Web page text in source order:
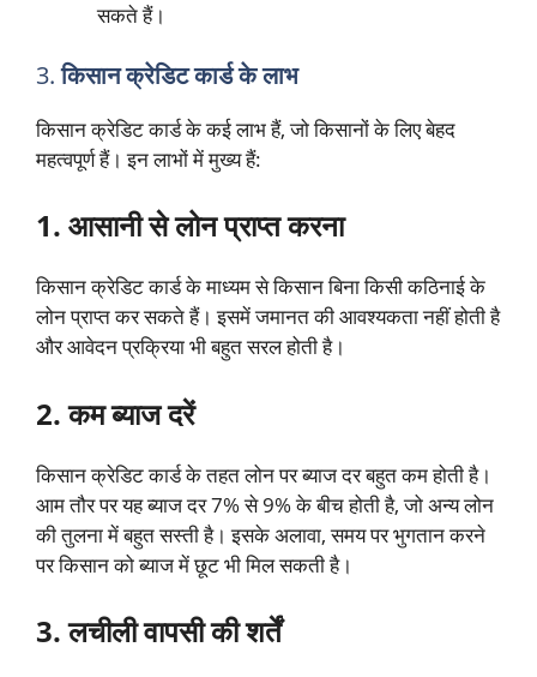
सकते हैं।
3.किसान क्रेडिट कार्ड के लाभ
किसान क्रेडिट कार्ड के कई लाभ हैं, जो किसानों के लिए बेहद
महत्वपूर्ण हैं। इन लाभों में मुख्य हैं:
1. आसानी से लोन प्राप्त करना
किसान क्रेडिट कार्ड के माध्यम से किसान बिना किसी कठिनाई के
लोन प्राप्त कर सकते हैं। इसमें जमानत की आवश्यकता नहीं होती है
और आवेदन प्रक्रिया भी बहुत सरल होती है।
2. कम ब्याज दरें
किसान क्रेडिट कार्ड के तहत लोन पर ब्याज दर बहुत कम होती है।
आम तौर पर यह ब्याज दर 7% से 9% के बीच होती है, जो अन्य लोन
की तुलना में बहुत सस्ती है। इसके अलावा, समय पर भुगतान करने
पर किसान को ब्याज में छूट भी मिल सकती है।
3. लचीली वापसी की शर्तें